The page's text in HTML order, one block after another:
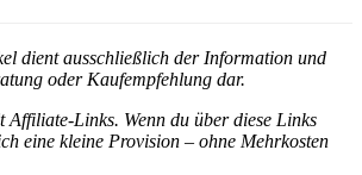
dient ausschließlich der Information und
oder Kaufempfehlung dar.
Affiliate-Links. Wenn du über diese Links
eine kleine Provision – ohne Mehrkosten